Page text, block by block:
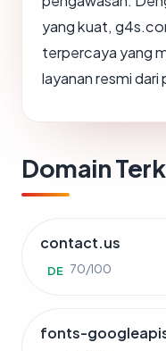
yang kuat,
terpercaya yang
layanan resmi dari
Domain
contact.us
DE 70/100
fonts-